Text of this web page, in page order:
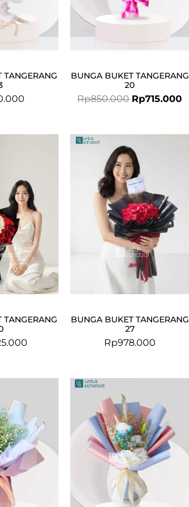
TANGERANG
BUNGA BUKET TANGERANG
20
Rp850.000 Rp715.000
TANGERANG
BUNGA BUKET TANGERANG
27
Rp978.000